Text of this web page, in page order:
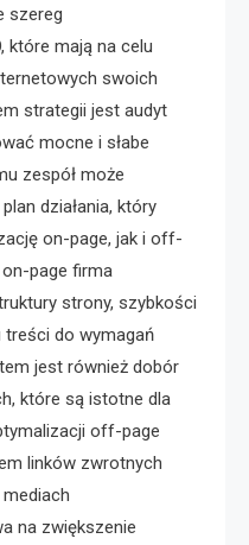
szereg
które mają na celu
swoich
strategii jest audyt
mocne i słabe
zespół może
działania, który
on-page, jak i off-
page firma
strony, szybkości
treści do wymagań
jest również dobór
które są istotne dla
off-page
linków zwrotnych
na zwiększenie